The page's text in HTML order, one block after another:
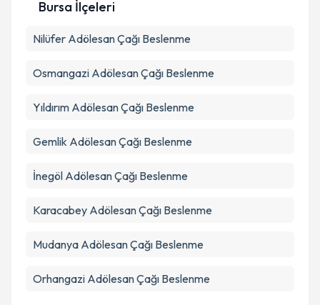
Kişisel verilerimin işlenmesine ilişkin
Metni'ni okudum ve kişisel verilerimin belirtilen
Takvim Talebini Gönder
Bursa İlçeleri
Nilüfer Adölesan Çağı Beslenme
Osmangazi Adölesan Çağı Beslenme
Yıldırım Adölesan Çağı Beslenme
Gemlik Adölesan Çağı Beslenme
İnegöl Adölesan Çağı Beslenme
Karacabey Adölesan Çağı Beslenme
Mudanya Adölesan Çağı Beslenme
Orhangazi Adölesan Çağı Beslenme